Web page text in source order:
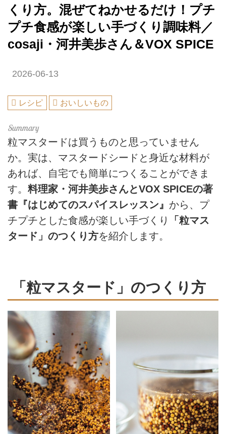
くり方。混ぜてねかせるだけ！プチ
プチ食感が楽しい手づくり調味料／
cosaji・河井美歩さん＆VOX SPICE
2026-06-13
レシピ おいしいもの
粒マスタードは買うものと思っていません
か。実は、マスタードシードと身近な材料が
あれば、自宅でも簡単につくることができま
す。 料理家・河井美歩さんとVOX SPICEの著
書『はじめてのスパイスレッスン』 から、プ
チプチとした食感が楽しい手づくり
「粒マス
タード」のつくり方を紹介します。
「粒マスタード」のつくり方